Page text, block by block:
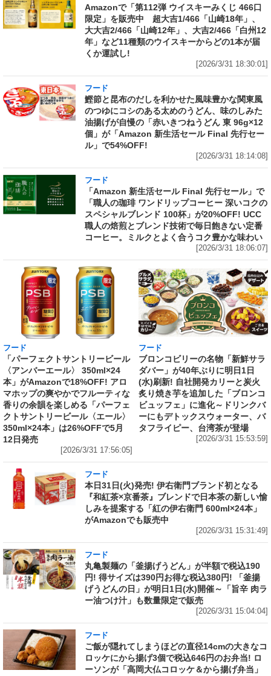
Amazonで「第112弾 ウイスキーみくじ 466口
限定」を販売中 超大吉1/466「山崎18年」、
大大吉2/466「山崎12年」、大吉2/466「白州12
年」など11種類のウイスキーからどの1本が届
くか運試し!
[2026/3/31 18:30:01]
フード
鰹節と昆布のだしを利かせた風味豊かな関東風
のつゆにコシのある太めのうどん、味のしみた
油揚げが自慢の「赤いきつねうどん 東 96g×12
個」が「Amazon 新生活セール Final 先行セー
ル」で54%OFF!
[2026/3/31 18:14:08]
フード
「Amazon 新生活セール Final 先行セール」で
「職人の珈琲 ワンドリップコーヒー 深いコクの
スペシャルブレンド 100杯」が20%OFF! UCC
職人の焙煎とブレンド技術で毎日飽きない定番
コーヒー。ミルクとよく合うコク豊かな味わい
[2026/3/31 18:06:07]
フード
「パーフェクトサントリービール
〈アンバーエール〉 350ml×24
本」がAmazonで18%OFF! アロ
マホップの爽やかでフルーティな
香りの余韻を楽しめる「パーフェ
クトサントリービール〈エール〉
350ml×24本」は26%OFFで5月
12日発売
[2026/3/31 17:56:05]
フード
ブロンコビリーの名物「新鮮サラ
ダバー」が40年ぶりに明日1日
(水)刷新! 自社開発カリーと炭火
炙り焼き芋を追加した「ブロンコ
ビュッフェ」に進化～ドリンクバ
ーにもデトックスウォーター、バ
タフライピー、台湾茶が登場
[2026/3/31 15:53:59]
フード
本日31日(火)発売! 伊右衛門ブランド初となる
『和紅茶×京番茶』ブレンドで日本茶の新しい愉
しみを提案する「紅の伊右衛門 600ml×24本」
がAmazonでも販売中
[2026/3/31 15:31:49]
フード
丸亀製麺の「釜揚げうどん」が半額で税込190
円! 得サイズは390円お得な税込380円! 「釜揚
げうどんの日」が明日1日(水)開催～「旨辛 肉ラ
ー油つけ汁」も数量限定で販売
[2026/3/31 15:04:04]
フード
ご飯が隠れてしまうほどの直径14cmの大きなコ
ロッケにから揚げ3個で税込646円のお弁当! ロ
ーソンが「高岡大仏コロッケ＆から揚げ弁当」